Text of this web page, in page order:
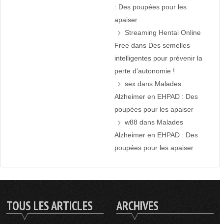
: Des poupées pour les
apaiser
Streaming Hentai Online
Free dans Des semelles
intelligentes pour prévenir la
perte d’autonomie !
sexdans Malades
Alzheimer en EHPAD : Des
poupées pour les apaiser
w88 dans Malades
Alzheimer en EHPAD : Des
poupées pour les apaiser
TOUS LES ARTICLES ARCHIVES